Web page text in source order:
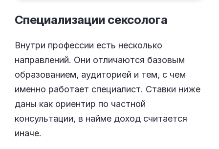
Специализации сексолога
Внутри профессии есть несколько
направлений. Они отличаются базовым
образованием, аудиторией и тем, с чем
именно работает специалист. Ставки ниже
даны как ориентир по частной
консультации, в найме доход считается
иначе.